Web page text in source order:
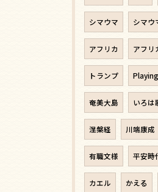
シマウマ シマウ
アフリカ アフリ
トランプ
奄美大島 いろは
涅槃経 川端康成
有職文様 平安時
カエル かえる